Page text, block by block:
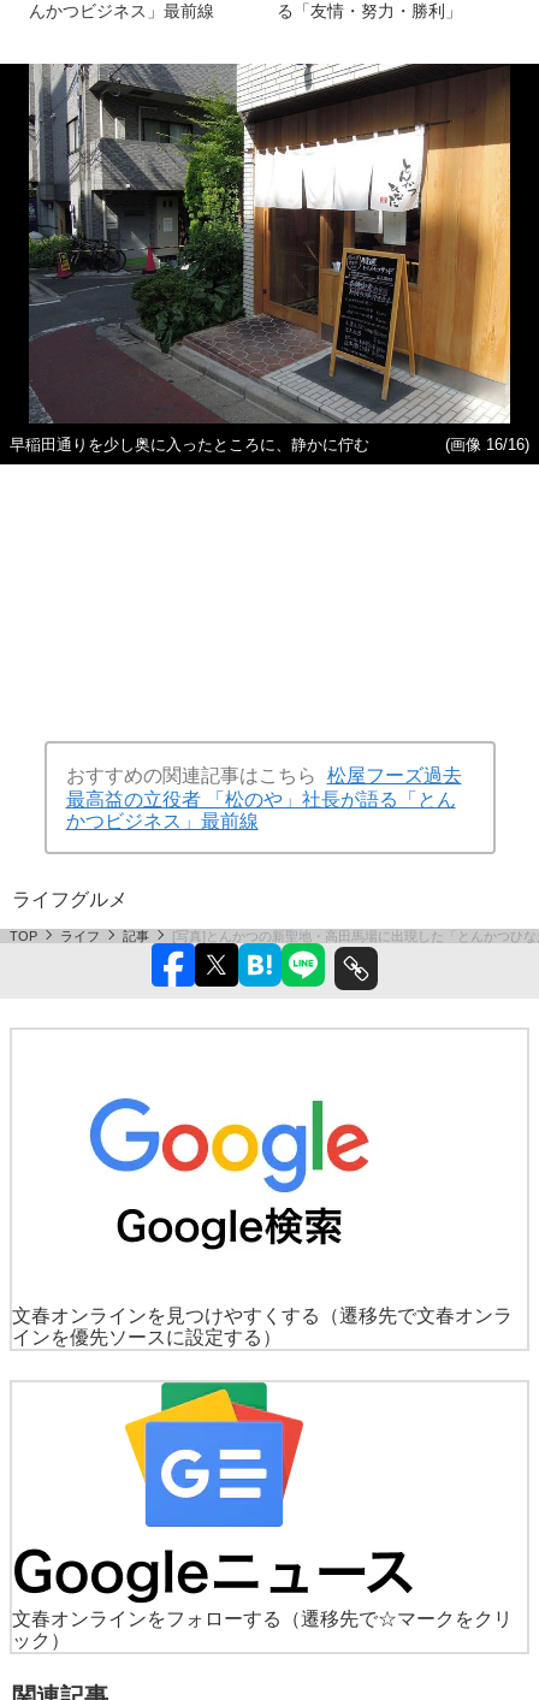
んかつビジネス」最前線
る「友情・努力・勝利」
早稲田通りを少し奥に入ったところに、静かに佇む (画像 16/16)
おすすめの関連記事はこちら
松屋フーズ過去
最高益の立役者 「松のや」社長が語る「とん
かつビジネス」最前線
ライフグルメ
TOP ライフ 記事 [写真]とんかつの新聖地・高田馬場に出現した「とんかつひ
文春オンラインを見つけやすくする
（遷移先で文春オンラ
インを優先ソースに設定する）
文春オンラインをフォローする
（遷移先で☆マークをクリ
ック）